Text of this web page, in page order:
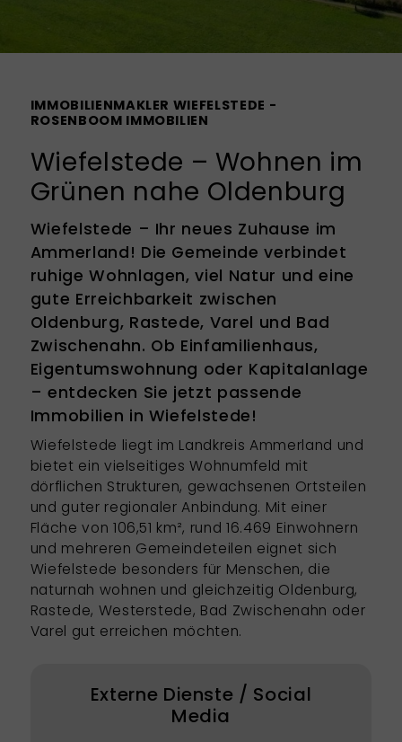
IMMOBILIENMAKLER WIEFELSTEDE -
ROSENBOOM IMMOBILIEN
Wiefelstede – Wohnen im
Grünen nahe Oldenburg
Wiefelstede – Ihr neues Zuhause im
Ammerland! Die Gemeinde verbindet
ruhige Wohnlagen, viel Natur und eine
gute Erreichbarkeit zwischen
Oldenburg, Rastede, Varel und Bad
Zwischenahn. Ob Einfamilienhaus,
Eigentumswohnung oder Kapitalanlage
– entdecken Sie jetzt passende
Immobilien in Wiefelstede!
Wiefelstede liegt im Landkreis Ammerland und
bietet ein vielseitiges Wohnumfeld mit
dörflichen Strukturen, gewachsenen Ortsteilen
und guter regionaler Anbindung. Mit einer
Fläche von 106,51 km², rund 16.469 Einwohnern
und mehreren Gemeindeteilen eignet sich
Wiefelstede besonders für Menschen, die
naturnah wohnen und gleichzeitig Oldenburg,
Rastede, Westerstede, Bad Zwischenahn oder
Varel gut erreichen möchten.
Externe Dienste / Social
Media